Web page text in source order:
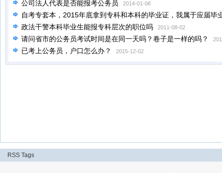
公司法人代表是否能报考公务员 2014-01-08
自考专套本，2015年底拿到专科和本科的毕业证，我属于应届毕
政法干警本科毕业生能报专科层次的职位吗
2011-08-02
请问省市的公务员考试时间是在同一天吗？卷子是一样的吗？
已考上公务员，户口怎么办？ 2015-12-02
RSS Tags